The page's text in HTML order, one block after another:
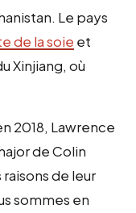
Le pays
de la soie et
Xinjiang, où
2018, Lawrence
de Colin
de leur
sommes en